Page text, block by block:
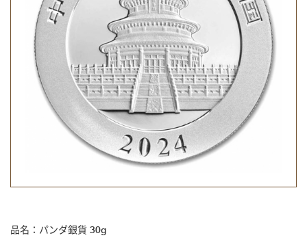
品名：パンダ銀貨 30g